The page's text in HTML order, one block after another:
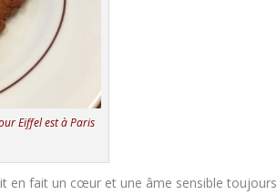
Eiffel est à Paris
en fait un cœur et une âme sensible toujours